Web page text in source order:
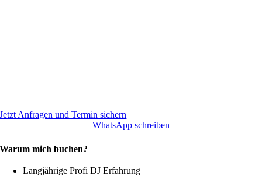
Jetzt Anfragen und Termin sichern
WhatsApp schreiben
Warum mich buchen?
Langjährige Profi DJ Erfahrung